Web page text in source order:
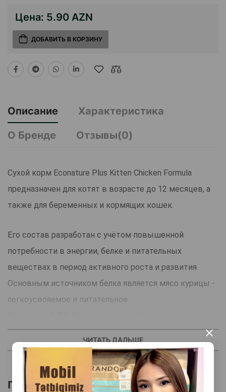
×
Цена: 5.90 AZN
ДОБАВИТЬ В КОРЗИНУ
Описание
Характеристика
О Бренде
Отзывы(0)
Сухой корм Econature Plus Kitten Chicken Formula
предназначен для котят в возрасте до 12 месяцев, а
также для беременных и кормящих кошек.
Его состав разработан с учётом повышенной
потребности в энергии, белке и питательных
веществах в период активного роста и развития.
Основным источником белка является мясо курицы -
легкоусвояемое и питательное.
зрения, крепкому иммунитету и правильному
формированию костей. Омега-3 и Омега-6 жирные
кислоты обеспечивают блестящую шерсть и
здоровую кожу.
ЧИТАТЬ ДАЛЬШЕ
Похожие товары